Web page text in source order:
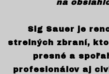
na
Sig Sauer je
strelných zbraní,
presné a
profesionálov aj